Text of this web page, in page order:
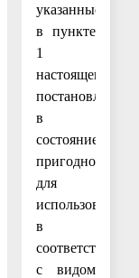
указанные
в пункте
1
настоящего
постановления,
в
состояние,
пригодное
для
использования
в
соответствии
с видом